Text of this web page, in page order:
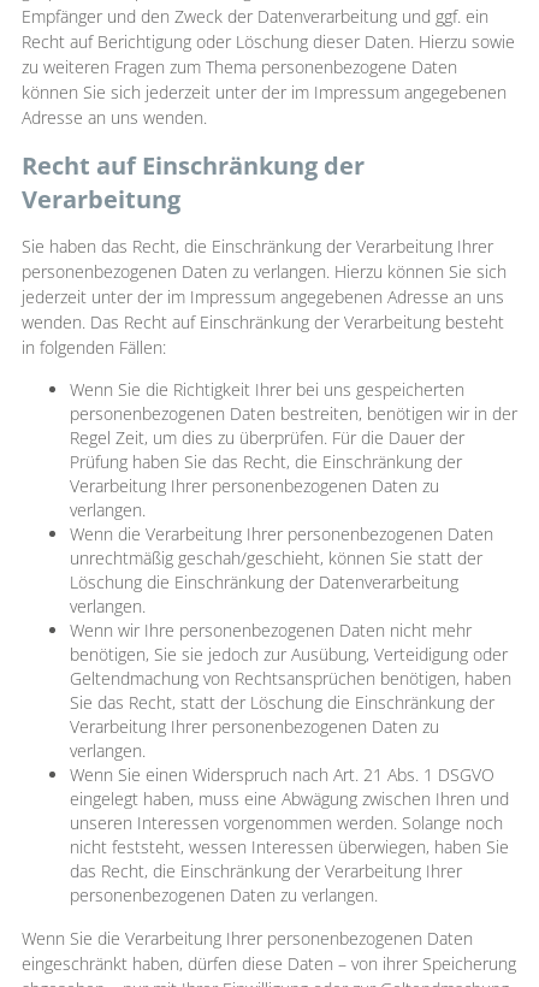
Empfänger und den Zweck der Datenverarbeitung und ggf. ein
Recht auf Berichtigung oder Löschung dieser Daten. Hierzu sowie
zu weiteren Fragen zum Thema personenbezogene Daten
können Sie sich jederzeit unter der im Impressum angegebenen
Adresse an uns wenden.
Recht auf Einschränkung der
Verarbeitung
Sie haben das Recht, die Einschränkung der Verarbeitung Ihrer
personenbezogenen Daten zu verlangen. Hierzu können Sie sich
jederzeit unter der im Impressum angegebenen Adresse an uns
wenden. Das Recht auf Einschränkung der Verarbeitung besteht
in folgenden Fällen:
Wenn Sie die Richtigkeit Ihrer bei uns gespeicherten
personenbezogenen Daten bestreiten, benötigen wir in der
Regel Zeit, um dies zu überprüfen. Für die Dauer der
Prüfung haben Sie das Recht, die Einschränkung der
Verarbeitung Ihrer personenbezogenen Daten zu
verlangen.
Wenn die Verarbeitung Ihrer personenbezogenen Daten
unrechtmäßig geschah/geschieht, können Sie statt der
Löschung die Einschränkung der Datenverarbeitung
verlangen.
Wenn wir Ihre personenbezogenen Daten nicht mehr
benötigen, Sie sie jedoch zur Ausübung, Verteidigung oder
Geltendmachung von Rechtsansprüchen benötigen, haben
Sie das Recht, statt der Löschung die Einschränkung der
Verarbeitung Ihrer personenbezogenen Daten zu
verlangen.
Wenn Sie einen Widerspruch nach Art. 21 Abs. 1 DSGVO
eingelegt haben, muss eine Abwägung zwischen Ihren und
unseren Interessen vorgenommen werden. Solange noch
nicht feststeht, wessen Interessen überwiegen, haben Sie
das Recht, die Einschränkung der Verarbeitung Ihrer
personenbezogenen Daten zu verlangen.
Wenn Sie die Verarbeitung Ihrer personenbezogenen Daten
eingeschränkt haben, dürfen diese Daten – von ihrer Speicherung